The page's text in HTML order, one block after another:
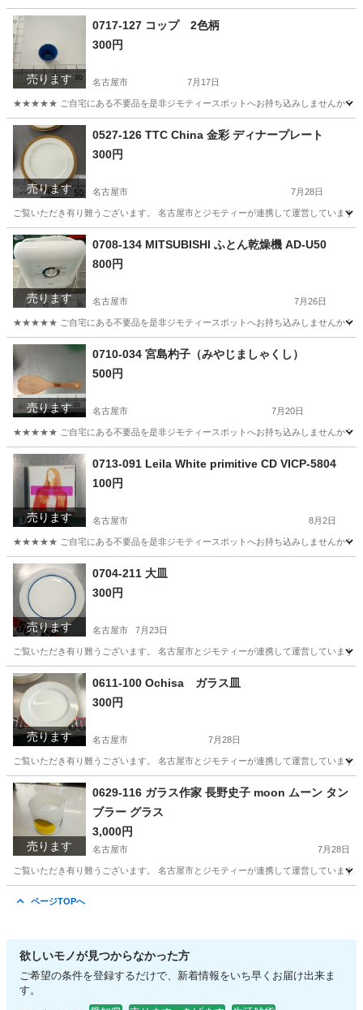
愛知 名古屋市 リユース
売ります
0717-127 コップ 2色柄
300円
名古屋市 7月17日
★★★★★ ご自宅にある不要品を是非ジモティースポットへお持ち込みしませんか？
愛知 名古屋市
売ります
0527-126 TTC China 金彩 ディナープレート
300円
名古屋市 7月28日
ご覧いただき有り難うございます。 名古屋市とジモティーが連携して運営してい
愛知 名古屋市
売ります
0708-134 MITSUBISHI ふとん乾燥機 AD-U50
800円
名古屋市 7月26日
★★★★★ ご自宅にある不要品を是非ジモティースポットへお持ち込みしませんか？
愛知 名古屋市 生活家電 現地
売ります
0710-034 宮島杓子（みやじましゃくし）
500円
名古屋市 7月20日
★★★★★ ご自宅にある不要品を是非ジモティースポットへお持ち込みしませんか？
愛知 名古屋市
売ります
0713-091 Leila White primitive CD VICP-5804
100円
名古屋市 8月2日
★★★★★ ご自宅にある不要品を是非ジモティースポットへお持ち込みしませんか？
愛知 名古屋市 White
売ります
0704-211 大皿
300円
名古屋市 7月23日
ご覧いただき有り難うございます。 名古屋市とジモティーが連携して運営してい
愛知 名古屋市
売ります
0611-100 Ochisa ガラス皿
300円
名古屋市 7月28日
ご覧いただき有り難うございます。 名古屋市とジモティーが連携して運営してい
愛知 名古屋市 リユース
売ります
0629-116 ガラス作家 長野史子 moon ムーン タン
ブラー グラス
3,000円
名古屋市 7月28日
ご覧いただき有り難うございます。 名古屋市とジモティーが連携して運営してい
ページTOPへ
欲しいモノが見つからなかった方
ご希望の条件を登録するだけで、新着情報をいち早くお届け出来ま
す。